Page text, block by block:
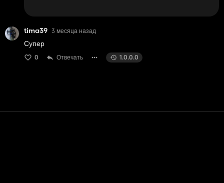
tima39 3 месяца назад
Супер
0 Отвечать 1.0.0.0